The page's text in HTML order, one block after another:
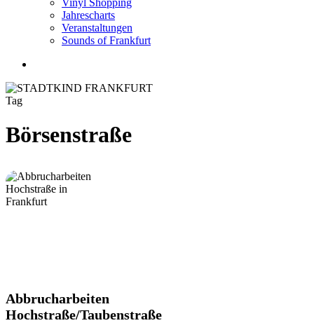
Vinyl Shopping
Jahrescharts
Veranstaltungen
Sounds of Frankfurt
Tag
Börsenstraße
Abbrucharbeiten
Hochstraße/Taubenstraße
Abbrucharbeiten
Hochstraße/Taubenstraße